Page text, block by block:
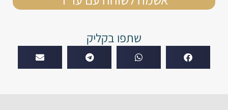
שתפו בקליק